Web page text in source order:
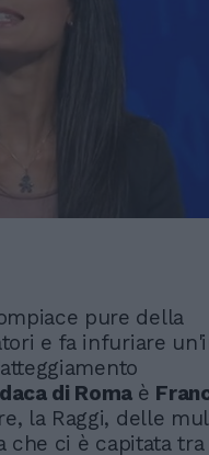
pure della
e fa infuriare
di Roma è
la Raggi, delle
che ci è capitata tra